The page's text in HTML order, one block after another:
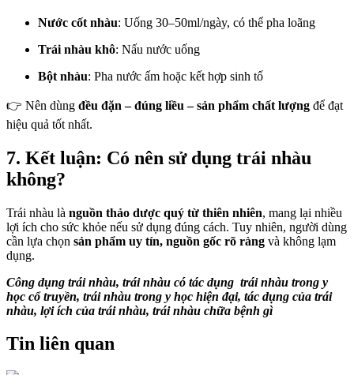
Nước cốt nhàu: Uống 30–50ml/ngày, có thể pha loãng
Trái nhàu khô: Nấu nước uống
Bột nhàu: Pha nước ấm hoặc kết hợp sinh tố
👉 Nên dùng đều đặn – đúng liều – sản phẩm chất lượng để đạt
hiệu quả tốt nhất.
7. Kết luận: Có nên sử dụng trái nhàu
không?
Trái nhàu là nguồn thảo dược quý từ thiên nhiên, mang lại nhiều
lợi ích cho sức khỏe nếu sử dụng đúng cách. Tuy nhiên, người dùng
cần lựa chọn sản phẩm uy tín, nguồn gốc rõ ràng và không lạm
dụng.
Công dụng trái nhàu, trái nhàu có tác dụng trái nhàu trong y
học cổ truyền, trái nhàu trong y học hiện đại, tác dụng của trái
nhàu, lợi ích của trái nhàu, trái nhàu chữa bệnh gì
Tin liên quan